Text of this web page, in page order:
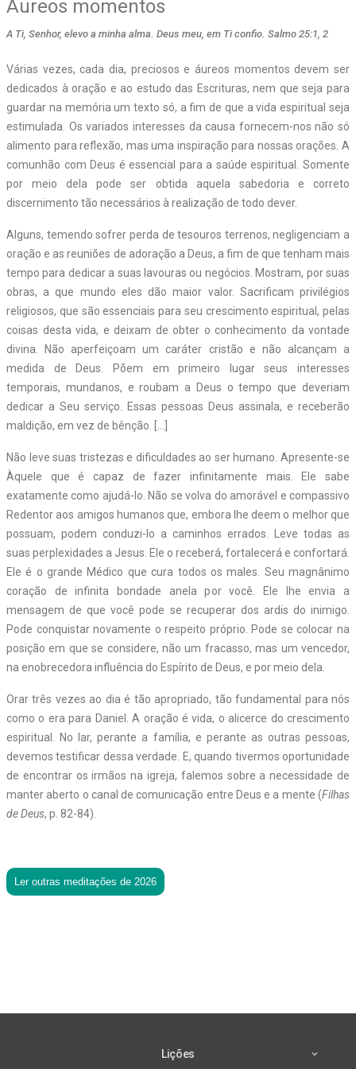
Áureos momentos
A Ti, Senhor, elevo a minha alma. Deus meu, em Ti confio. Salmo 25:1, 2
Várias vezes, cada dia, preciosos e áureos momentos devem ser
dedicados à oração e ao estudo das Escrituras, nem que seja para
guardar na memória um texto só, a fim de que a vida espiritual seja
estimulada. Os variados interesses da causa fornecem-nos não só
alimento para reflexão, mas uma inspiração para nossas orações. A
comunhão com Deus é essencial para a saúde espiritual. Somente
por meio dela pode ser obtida aquela sabedoria e correto
discernimento tão necessários à realização de todo dever.
Alguns, temendo sofrer perda de tesouros terrenos, negligenciam a
oração e as reuniões de adoração a Deus, a fim de que tenham mais
tempo para dedicar a suas lavouras ou negócios. Mostram, por suas
obras, a que mundo eles dão maior valor. Sacrificam privilégios
religiosos, que são essenciais para seu crescimento espiritual, pelas
coisas desta vida, e deixam de obter o conhecimento da vontade
divina. Não aperfeiçoam um caráter cristão e não alcançam a
medida de Deus. Põem em primeiro lugar seus interesses
temporais, mundanos, e roubam a Deus o tempo que deveriam
dedicar a Seu serviço. Essas pessoas Deus assinala, e receberão
maldição, em vez de bênção. […]
Não leve suas tristezas e dificuldades ao ser humano. Apresente-se
Àquele que é capaz de fazer infinitamente mais. Ele sabe
exatamente como ajudá-lo. Não se volva do amorável e compassivo
Redentor aos amigos humanos que, embora lhe deem o melhor que
possuam, podem conduzi-lo a caminhos errados. Leve todas as
suas perplexidades a Jesus. Ele o receberá, fortalecerá e confortará.
Ele é o grande Médico que cura todos os males. Seu magnânimo
coração de infinita bondade anela por você. Ele lhe envia a
mensagem de que você pode se recuperar dos ardis do inimigo.
Pode conquistar novamente o respeito próprio. Pode se colocar na
posição em que se considere, não um fracasso, mas um vencedor,
na enobrecedora influência do Espírito de Deus, e por meio dela.
Orar três vezes ao dia é tão apropriado, tão fundamental para nós
como o era para Daniel. A oração é vida, o alicerce do crescimento
espiritual. No lar, perante a família, e perante as outras pessoas,
devemos testificar dessa verdade. E, quando tivermos oportunidade
de encontrar os irmãos na igreja, falemos sobre a necessidade de
manter aberto o canal de comunicação entre Deus e a mente (Filhas
de Deus, p. 82-84).
Ler outras meditações de 2026
Lições